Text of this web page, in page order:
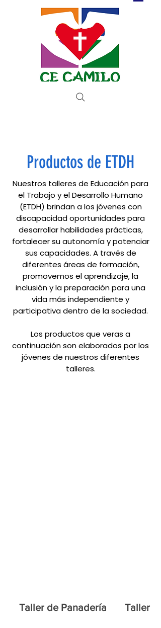
Donar ahora
Productos de ETDH
Nuestros talleres de Educación para
el Trabajo y el Desarrollo Humano
(ETDH) brindan a los jóvenes con
discapacidad oportunidades para
desarrollar habilidades prácticas,
fortalecer su autonomía y potenciar
sus capacidades. A través de
diferentes áreas de formación,
promovemos el aprendizaje, la
inclusión y la preparación para una
vida más independiente y
participativa dentro de la sociedad.
Los productos que veras a
continuación son elaborados por los
jóvenes de nuestros diferentes
talleres.
Taller de Panadería Taller